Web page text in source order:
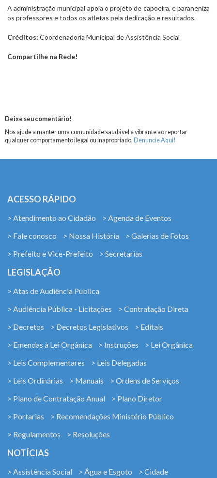
A administração municipal apoia o projeto de capoeira, e paraneniza
os professores e todos os atletas pela dedicação e resultados.
Créditos: Coordenadoria Municipal de Assistência Social
Compartilhe na Rede!
Deixe seu comentário!
Nos ajude a manter uma comunidade saudável e vibrante ao reportar
qualquer comportamento ilegal ou inapropriado. Denuncie Aqui!
ACESSO RÁPIDO
> Atendimento ao Cidadão
> Agenda de Eventos
> Fale conosco
> Nossa História
> Galerias de Fotos
> Prefeito e Vice-Prefeito
> Secretarias
LEGISLAÇÃO
> Atas de Audiência Pública
> Audiência Pública - Licitações
> Contratação Direta
> Decretos
> Decretos Legislativos
> Editais
> Emendas à Lei Orgânica
> Instruções
> Lei Orgânica
> Leis Complementares
> Leis Delegadas
> Leis Ordinárias
> Manuais
> Ordens de Serviços
> Plano de Contratação Anual
> Plano Diretor
> Portarias
> Recomendações Ministério Público
> Regulamentos
> Resoluções
NOTÍCIAS
> Assistência Social > Água e Esgoto
> Cidade